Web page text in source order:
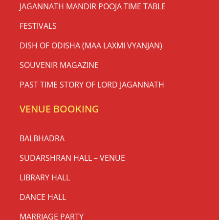
JAGANNATH MANDIR POOJA TIME TABLE
FESTIVALS
DISH OF ODISHA (MAA LAXMI VYANJAN)
SOUVENIR MAGAZINE
PAST TIME STORY OF LORD JAGANNATH
VENUE BOOKING
BALBHADRA
SUDARSHRAN HALL – VENUE
LIBRARY HALL
DANCE HALL
MARRIAGE PARTY